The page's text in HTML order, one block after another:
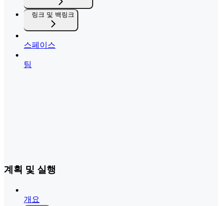
링크 및 백링크
스페이스
팀
계획 및 실행
개요